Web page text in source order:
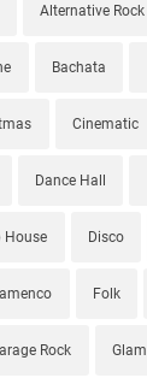
Alternative Rock
Bachata
Cinematic
Dance Hall
House Disco
Folk
Rock Glam